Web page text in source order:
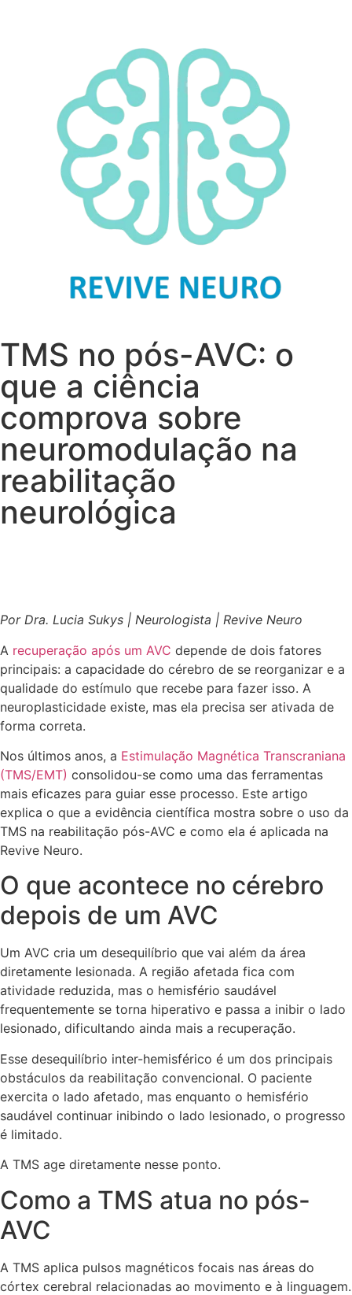
TMS no pós-AVC: o
que a ciência
comprova sobre
neuromodulação na
reabilitação
neurológica
Por Dra. Lucia Sukys | Neurologista | Revive Neuro
A recuperação após um AVC depende de dois fatores
principais: a capacidade do cérebro de se reorganizar e a
qualidade do estímulo que recebe para fazer isso. A
neuroplasticidade existe, mas ela precisa ser ativada de
forma correta.
Nos últimos anos, a Estimulação Magnética Transcraniana
(TMS/EMT) consolidou-se como uma das ferramentas
mais eficazes para guiar esse processo. Este artigo
explica o que a evidência científica mostra sobre o uso da
TMS na reabilitação pós-AVC e como ela é aplicada na
Revive Neuro.
O que acontece no cérebro
depois de um AVC
Um AVC cria um desequilíbrio que vai além da área
diretamente lesionada. A região afetada fica com
atividade reduzida, mas o hemisfério saudável
frequentemente se torna hiperativo e passa a inibir o lado
lesionado, dificultando ainda mais a recuperação.
Esse desequilíbrio inter-hemisférico é um dos principais
obstáculos da reabilitação convencional. O paciente
exercita o lado afetado, mas enquanto o hemisfério
saudável continuar inibindo o lado lesionado, o progresso
é limitado.
A TMS age diretamente nesse ponto.
Como a TMS atua no pós-
AVC
A TMS aplica pulsos magnéticos focais nas áreas do
córtex cerebral relacionadas ao movimento e à linguagem.